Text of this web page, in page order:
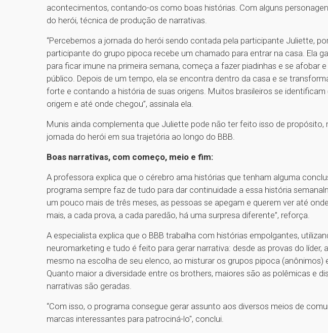
acontecimentos, contando-os como boas histórias. Com alguns
do herói, técnica de produção de narrativas.
“Percebemos a jornada do herói sendo contada pela participante Juliette,
participante do grupo pipoca recebe um chamado para entrar na casa. Ela
para ficar imune na primeira semana, começa a fazer piadinhas e se afobar
público. Depois de um tempo, ela se encontra dentro da casa e se
forte e contando a história de suas origens. Muitos brasileiros se identificam
origem e até onde chegou”, assinala ela.
Munis ainda complementa que Juliette pode não ter feito isso de propósito,
jornada do herói em sua trajetória ao longo do BBB.
Boas narrativas, com começo, meio e fim:
A professora explica que o cérebro ama histórias que tenham alguma
programa sempre faz de tudo para dar continuidade a essa história
um pouco mais de três meses, as pessoas se apegam e querem ver até
mais, a cada prova, a cada paredão, há uma surpresa diferente”, reforça.
A especialista explica que o BBB trabalha com histórias empolgantes,
neuromarketing e tudo é feito para gerar narrativa: desde as provas do líder,
mesmo na escolha de seu elenco, ao misturar os grupos pipoca (anônimos)
Quanto maior a diversidade entre os brothers, maiores são as polêmicas e
narrativas são geradas.
“Com isso, o programa consegue gerar assunto aos diversos meios de
marcas interessantes para patrociná-lo", conclui.